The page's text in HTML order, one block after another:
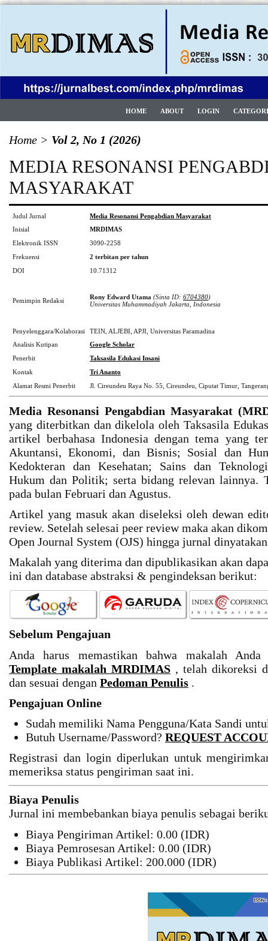
HOME ABOUT LOGIN
Home > Vol 2, No 1 (2026)
MEDIA RESONANSI
MASYARAKAT
Judul Jurnal
Media Resonansi Pengabdian Masyarakat
Inisial
MRDIMAS
Elektronik ISSN
3090-2258
Frekuensi
2 terbitan per tahun
DOI
10.71312
Pemimpin Redaksi Rony Edward Utama (Sinta ID: 6704380)
Universitas Muhammadiyah Jakarta, Indonesia
Penyelenggara/Kolaborasi
TEIN, ALJEBI, APJI, Universitas Paramadina
Analisis Kutipan
Google Scholar
Penerbit
Taksasila Edukasi Insani
Kontak
Tri Ananto
Alamat Resmi Penerbit
Jl. Cireundeu Raya No. 55, Cireundeu, Ciputat Timur,
Media Resonansi Pengabdian Masyarakat
yang diterbitkan dan dikelola oleh Taksasila
artikel berbahasa Indonesia dengan tema yang
Akuntansi, Ekonomi, dan Bisnis; Sosial dan
Kedokteran dan Kesehatan; Sains dan
Hukum dan Politik; serta bidang relevan lainnya.
pada bulan Februari dan Agustus.
Artikel yang masuk akan diseleksi oleh dewan
review. Setelah selesai peer review maka akan
Open Journal System (OJS) hingga jurnal
Makalah yang diterima dan dipublikasikan akan
ini dan database abstraksi & pengindeksan berikut:
Sebelum Pengajuan
Anda harus memastikan bahwa makalah Anda
Template makalah MRDIMAS , telah dikoreksi
dan sesuai dengan Pedoman Penulis .
Pengajuan Online
Sudah memiliki Nama Pengguna/Kata Sandi
Butuh Username/Password? REQUEST
Registrasi dan login diperlukan untuk
memeriksa status pengiriman saat ini.
Biaya Penulis
Jurnal ini membebankan biaya penulis sebagai
Biaya Pengiriman Artikel: 0.00 (IDR)
Biaya Pemrosesan Artikel: 0.00 (IDR)
Biaya Publikasi Artikel: 200.000 (IDR)